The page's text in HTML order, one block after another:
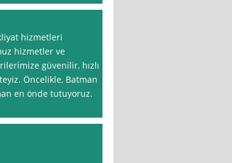
hizmetleri
hizmetler ve
güvenilir, hızlı
Öncelikle, Batman
en önde tutuyoruz.